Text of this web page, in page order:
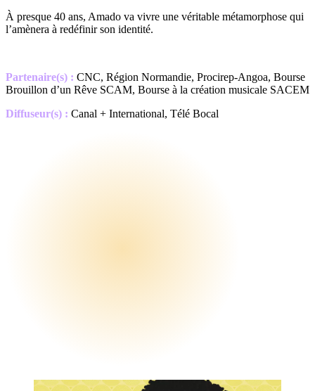
À presque 40 ans, Amado va vivre une véritable métamorphose qui
l’amènera à redéfinir son identité.
Partenaire(s) : CNC, Région Normandie, Procirep-Angoa, Bourse
Brouillon d’un Rêve SCAM, Bourse à la création musicale SACEM
Diffuseur(s) : Canal + International, Télé Bocal